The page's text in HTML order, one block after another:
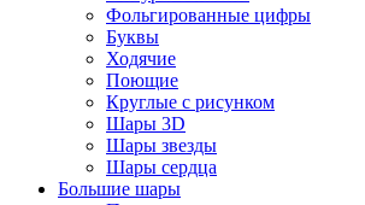
Фольгированные цифры
Буквы
Ходячие
Поющие
Круглые с рисунком
Шары 3D
Шары звезды
Шары сердца
Большие шары